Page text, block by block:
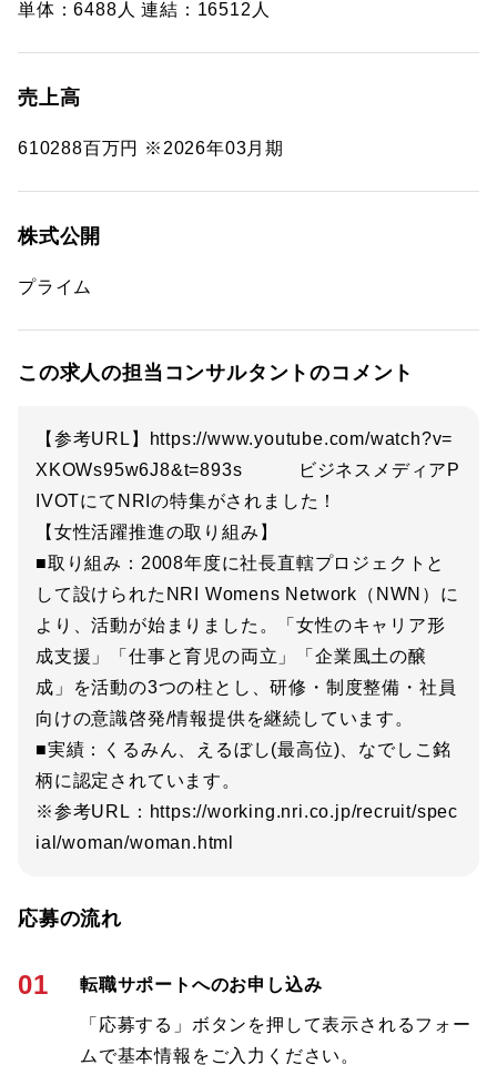
単体：6488人 連結：16512人
売上高
610288百万円 ※2026年03月期
株式公開
プライム
この求人の担当コンサルタントのコメント
【参考URL】https://www.youtube.com/watch?v=
XKOWs95w6J8&t=893s ビジネスメディアP
IVOTにてNRIの特集がされました！
【女性活躍推進の取り組み】
■取り組み：2008年度に社長直轄プロジェクトと
して設けられたNRI Womens Network（NWN）に
より、活動が始まりました。「女性のキャリア形
成支援」「仕事と育児の両立」「企業風土の醸
成」を活動の3つの柱とし、研修・制度整備・社員
向けの意識啓発/情報提供を継続しています。
■実績：くるみん、えるぼし(最高位)、なでしこ銘
柄に認定されています。
※参考URL：https://working.nri.co.jp/recruit/spec
ial/woman/woman.html
応募の流れ
01 転職サポートへのお申し込み
「応募する」ボタンを押して表示されるフォー
ムで基本情報をご入力ください。